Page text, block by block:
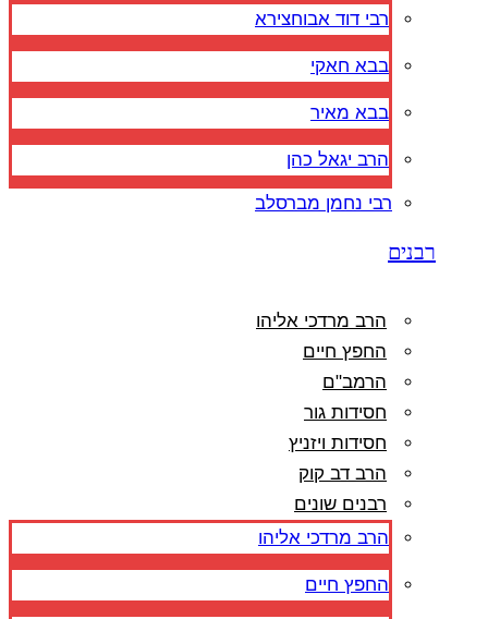
רבי דוד אבוחצירא
בבא חאקי
בבא מאיר
הרב יגאל כהן
רבי נחמן מברסלב
רבנים
הרב מרדכי אליהו
החפץ חיים
הרמב"ם
חסידות גור
חסידות ויזניץ
הרב דב קוק
רבנים שונים
הרב מרדכי אליהו
החפץ חיים